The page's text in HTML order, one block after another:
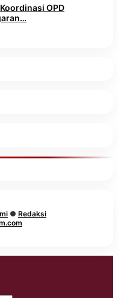
OPD
● Redaksi